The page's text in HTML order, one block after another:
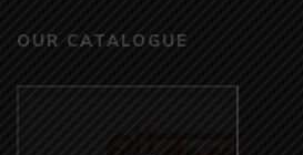
OUR CATALOGUE